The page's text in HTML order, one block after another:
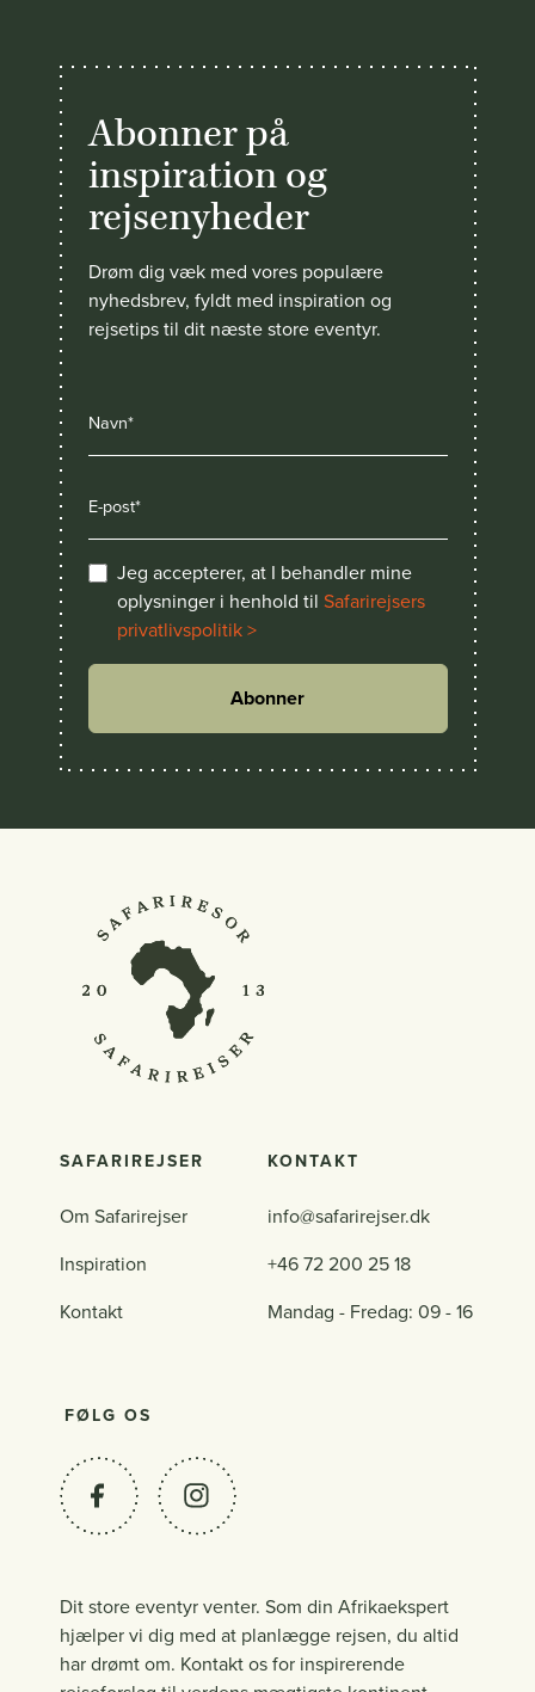
Abonner på
inspiration og
rejsenyheder
Drøm dig væk med vores populære
nyhedsbrev, fyldt med inspiration og
rejsetips til dit næste store eventyr.
Jeg accepterer, at I behandler mine
oplysninger i henhold til Safarirejsers
privatlivspolitik >
Abonner
SAFARIREJSER
Om Safarirejser
Inspiration
Kontakt
KONTAKT
info@safarirejser.dk
+46 72 200 25 18
Mandag - Fredag: 09 - 16
FØLG OS
Dit store eventyr venter. Som din Afrikaekspert
hjælper vi dig med at planlægge rejsen, du altid
har drømt om. Kontakt os for inspirerende